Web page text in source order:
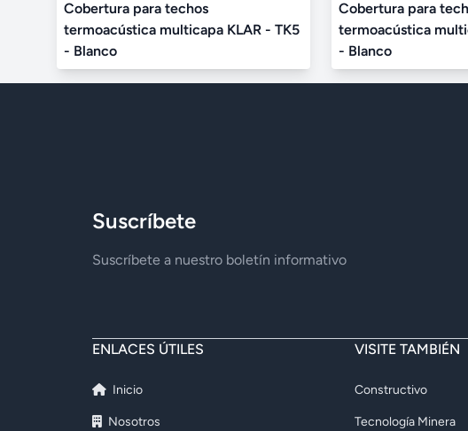
Cobertura para techos
termoacústica multicapa KLAR - TK5
- Blanco
Cobertura para
termoacústica
- Blanco
Suscríbete
Suscríbete a nuestro boletín informativo
ENLACES ÚTILES
Inicio
Nosotros
VISITE TAMBIÉN
Constructivo
Tecnología Minera